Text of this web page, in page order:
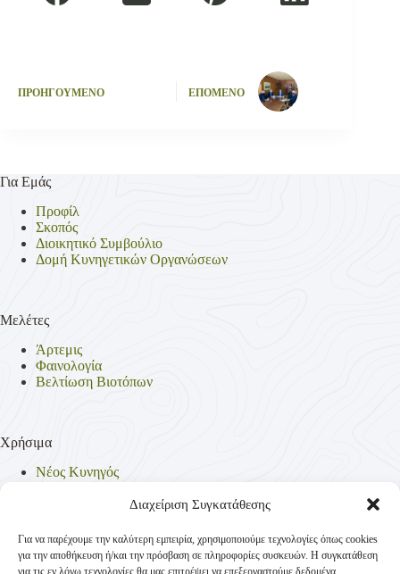
Διαχείριση Συγκατάθεσης
Για να παρέχουμε την καλύτερη εμπειρία, χρησιμοποιούμε τεχνολογίες όπως cookies
για την αποθήκευση ή/και την πρόσβαση σε πληροφορίες συσκευών. Η συγκατάθεση
για τις εν λόγω τεχνολογίες θα μας επιτρέψει να επεξεργαστούμε δεδομένα
ΠΡΟΗΓΟΥΜΕΝΟ ΕΠΟΜΕΝΟ
Για Εμάς
Προφίλ
Σκοπός
Διοικητικό Συμβούλιο
Δομή Κυνηγετικών Οργανώσεων
Μελέτες
Άρτεμις
Φαινολογία
Βελτίωση Βιοτόπων
Χρήσιμα
Νέος Κυνηγός
Νομοθεσία
Πολιτική Απορρήτου
Πολιτική Cookies (ΕΕ)